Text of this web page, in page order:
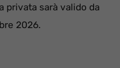
privata sarà valido da
2026.